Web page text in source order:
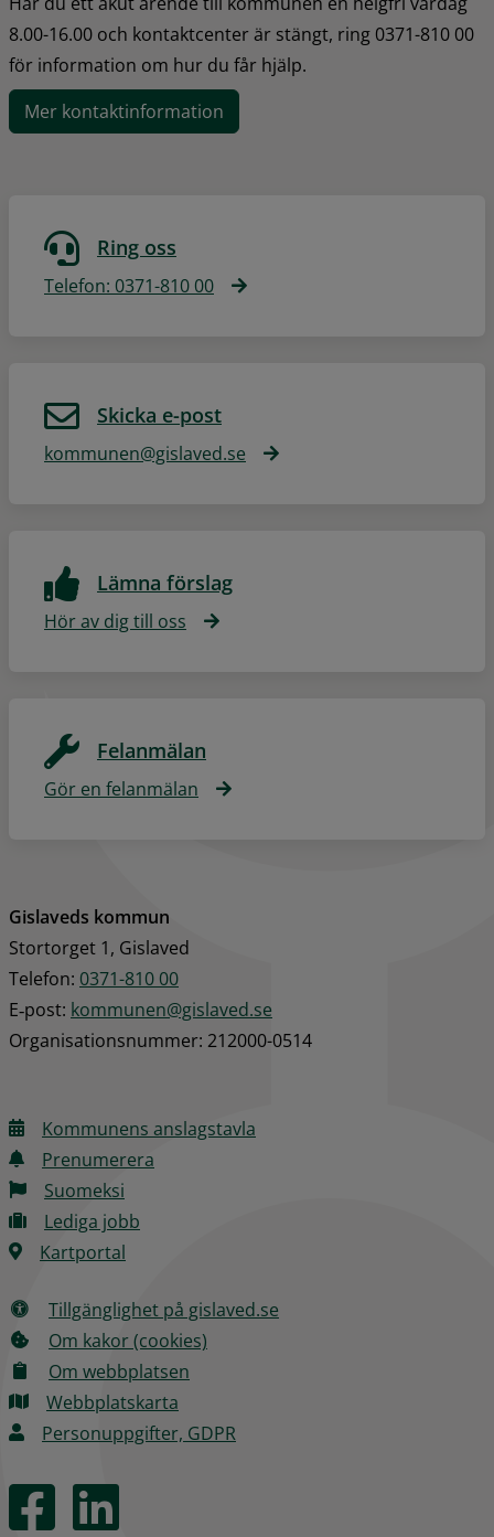
8.00-16.00 och kontaktcenter är stängt, ring 0371-810 00
för information om hur du får hjälp.
Mer kontaktinformation
Ring oss
Telefon: 0371-810 00
Skicka e-post
kommunen@gislaved.se
Lämna förslag
Hör av dig till oss
Felanmälan
Gör en felanmälan
Gislaveds kommun
Stortorget 1, Gislaved
Telefon: 0371-810 00
E‑post: kommunen@gislaved.se
Organisationsnummer: 212000-0514
Kommunens anslagstavla
Prenumerera
Suomeksi
Lediga jobb
Kartportal
Tillgänglighet på gislaved.se
Om kakor (cookies)
Om webbplatsen
Webbplatskarta
Personuppgifter, GDPR